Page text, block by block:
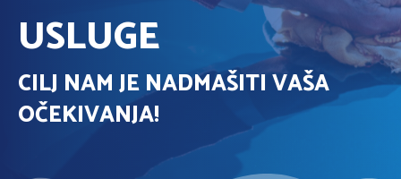
USLUGE
CILJ NAM JE NADMAŠITI VAŠA
OČEKIVANJA!